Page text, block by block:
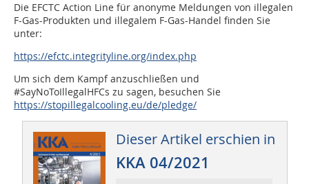
Die EFCTC Action Line für anonyme Meldungen von illegalen
F-Gas-Produkten und illegalem F-Gas-Handel finden Sie
unter:
https://efctc.integrityline.org/index.php
Um sich dem Kampf anzuschließen und
#SayNoToIllegalHFCs zu sagen, besuchen Sie
https://stopillegalcooling.eu/de/pledge/
Dieser Artikel erschien in
KKA 04/2021